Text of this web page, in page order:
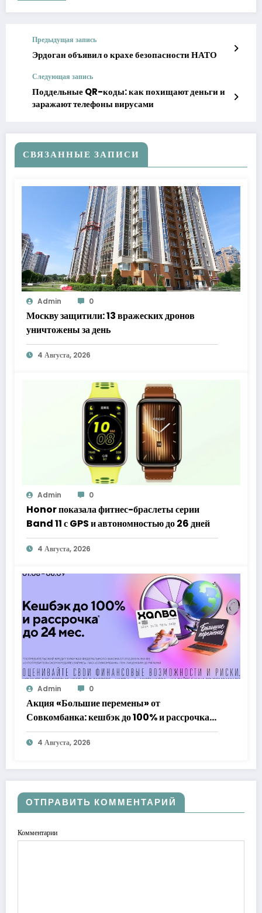
Предыдущая запись
Эрдоган объявил о крахе безопасности НАТО
Следующая запись
Поддельные QR-коды: как похищают деньги и
заражают телефоны вирусами
СВЯЗАННЫЕ ЗАПИСИ
Admin 0
Москву защитили: 13 вражеских дронов
уничтожены за день
4 Августа, 2026
Admin 0
Honor показала фитнес-браслеты серии
Band 11 с GPS и автономностью до 26 дней
4 Августа, 2026
Admin 0
Акция «Большие перемены» от
Совкомбанка: кешбэк до 100% и рассрочка
до 24 месяцев с «Халвой»
4 Августа, 2026
ОТПРАВИТЬ КОММЕНТАРИЙ
Комментарии